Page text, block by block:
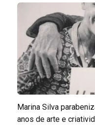
Marina Silva
anos de arte e